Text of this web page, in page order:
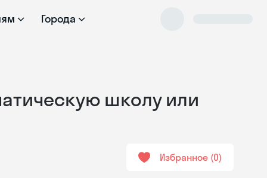
Города
школу или
Избранное 0